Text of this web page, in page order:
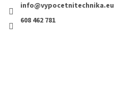
info@vypocetnitechnika.eu
608 462 781